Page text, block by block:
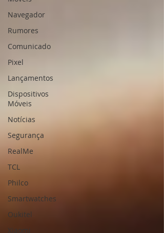
Navegador
Rumores
Comunicado
Pixel
Lançamentos
Dispositivos
Móveis
Notícias
Segurança
RealMe
TCL
Philco
Smartwatches
Oukitel
Xiaomi